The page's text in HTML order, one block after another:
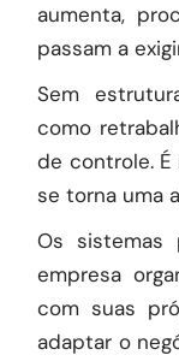
aumenta,
passam a
Sem
como
de controle.
se torna uma
Os sistemas
empresa
com suas
adaptar o